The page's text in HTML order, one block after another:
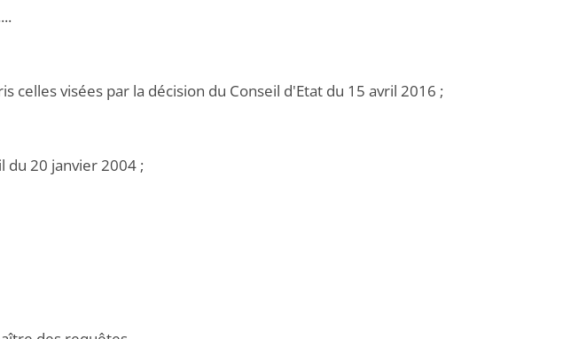
celles visées par la décision du Conseil d'Etat du 15 avril 2016 ;
du 20 janvier 2004 ;